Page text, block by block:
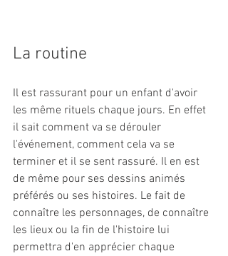
La routine
Il est rassurant pour un enfant d'avoir
les même rituels chaque jours. En effet
il sait comment va se dérouler
l'événement, comment cela va se
terminer et il se sent rassuré. Il en est
de même pour ses dessins animés
préférés ou ses histoires. Le fait de
connaître les personnages, de connaître
les lieux ou la fin de l'histoire lui
permettra d'en apprécier chaque